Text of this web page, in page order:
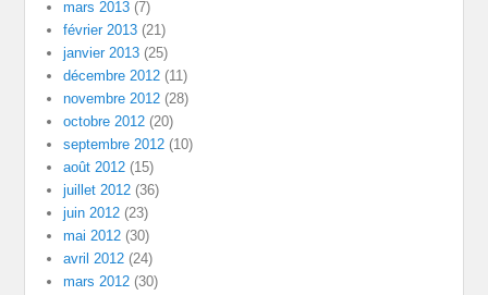
mars 2013 (7)
février 2013 (21)
janvier 2013 (25)
décembre 2012 (11)
novembre 2012 (28)
octobre 2012 (20)
septembre 2012 (10)
août 2012 (15)
juillet 2012 (36)
juin 2012 (23)
mai 2012 (30)
avril 2012 (24)
mars 2012 (30)